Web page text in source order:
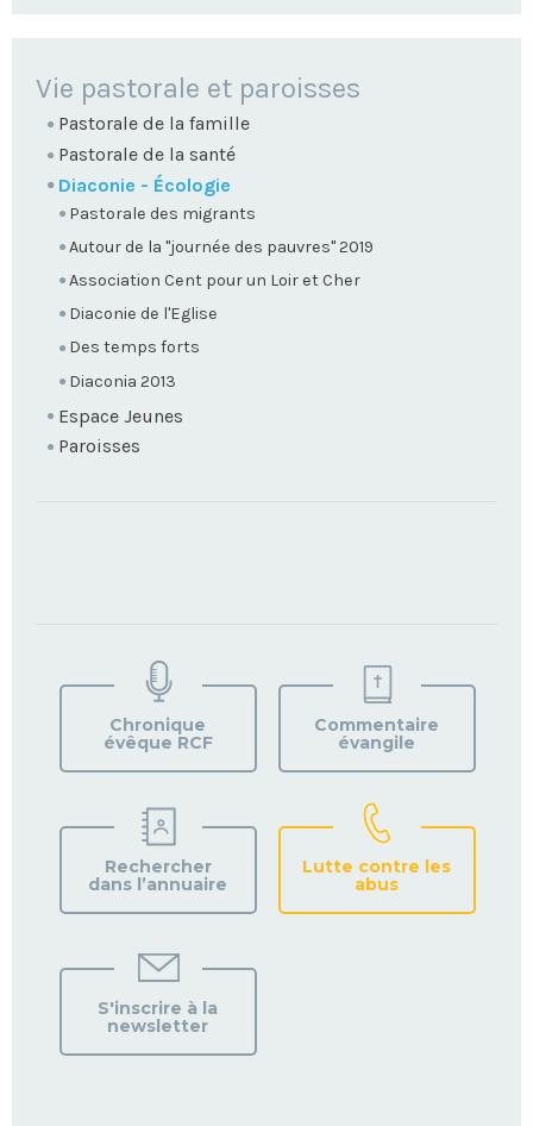
NAVIGATION
Vie pastorale et paroisses
Pastorale de la famille
Pastorale de la santé
Diaconie - Écologie
Pastorale des migrants
Autour de la "journée des pauvres" 2019
Association Cent pour un Loir et Cher
Diaconie de l'Eglise
Des temps forts
Diaconia 2013
Espace Jeunes
Paroisses
VOTRE
PAROISSE
Chronique
évêque RCF
Commentaire
évangile
Rechercher
dans l’annuaire
Lutte contre les
abus
S'inscrire à la
newsletter